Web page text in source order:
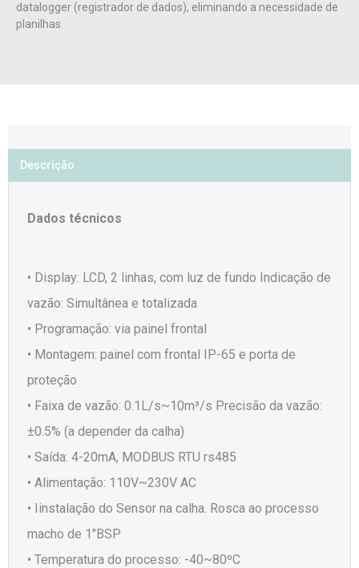
datalogger (registrador de dados), eliminando a necessidade de
planilhas.
Descrição
Dados técnicos
• Display: LCD, 2 linhas, com luz de fundo Indicação de
vazão: Simultânea e totalizada
• Programação: via painel frontal
• Montagem: painel com frontal IP-65 e porta de
proteção
• Faixa de vazão: 0.1L/s~10m³/s Precisão da vazão:
±0.5% (a depender da calha)
• Saída: 4-20mA, MODBUS RTU rs485
• Alimentação: 110V~230V AC
• Iinstalação do Sensor na calha. Rosca ao processo
macho de 1"BSP
• Temperatura do processo: -40~80ºC